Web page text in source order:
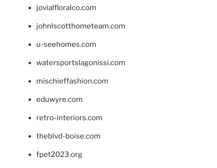
jovialfloralco.com
johnlscotthometeam.com
u-seehomes.com
watersportslagonissi.com
mischieffashion.com
eduwyre.com
retro-interiors.com
theblvd-boise.com
fpet2023.org